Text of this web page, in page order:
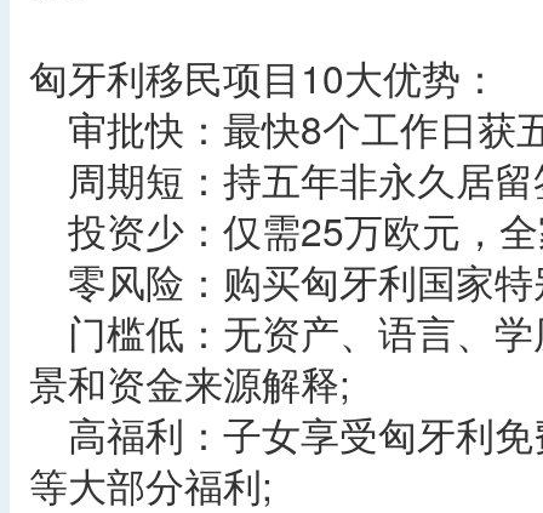
匈牙利移民项目10大优势：
审批快：最快8个工作日获
周期短：持五年非永久居
投资少：仅需25万欧元，
零风险：购买匈牙利国家
门槛低：无资产、语言、
景和资金来源解释;
高福利：子女享受匈牙利
等大部分福利;